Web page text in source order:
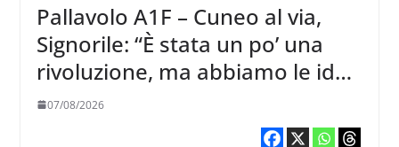
Pallavolo A1F – Cuneo al via,
Signorile: “È stata un po’ una
rivoluzione, ma abbiamo le idee
chiare siu cosa vogliamo fare”
07/08/2026